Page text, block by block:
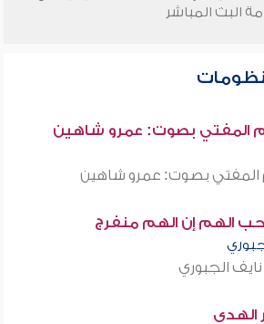
البث المباشر
المفتي بصوت: عمرو شاهين
بصوت: عمرو شاهين
الهم إن الهم منفرج
الجبوري
الهدى